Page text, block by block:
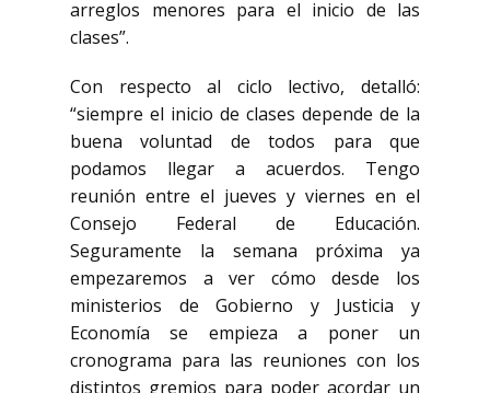
arreglos menores para el inicio de las
clases”.
Con respecto al ciclo lectivo, detalló:
“siempre el inicio de clases depende de la
buena voluntad de todos para que
podamos llegar a acuerdos. Tengo
reunión entre el jueves y viernes en el
Consejo Federal de Educación.
Seguramente la semana próxima ya
empezaremos a ver cómo desde los
ministerios de Gobierno y Justicia y
Economía se empieza a poner un
cronograma para las reuniones con los
distintos gremios para poder acordar un